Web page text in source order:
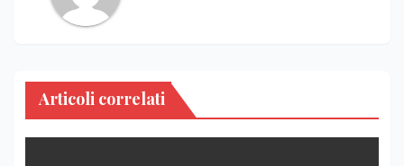
Articoli correlati